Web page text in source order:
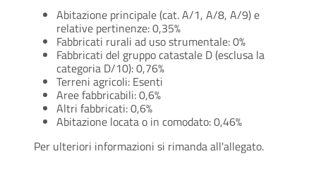
Abitazione principale (cat. A/1, A/8, A/9) e
relative pertinenze: 0,35%
Fabbricati rurali ad uso strumentale: 0%
Fabbricati del gruppo catastale D (esclusa la
categoria D/10): 0,76%
Terreni agricoli: Esenti
Aree fabbricabili: 0,6%
Altri fabbricati: 0,6%
Abitazione locata o in comodato: 0,46%
Per ulteriori informazioni si rimanda all'allegato.